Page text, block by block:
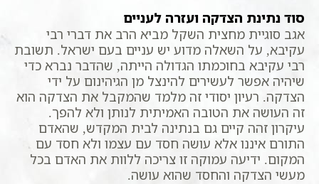
סוד נתינת הצדקה ועזרה לעניים
אגב סוגיית מחצית השקל מביא הרב את דברי רבי
עקיבא, על השאלה מדוע יש עניים בעם ישראל. תשובת
רבי עקיבא בחוכמתו הגדולה הייתה, שהדבר נברא כדי
שיהיה אפשר לעשירים להינצל מן הגיהינום על ידי
הצדקה. רעיון יסודי זה מלמד שהמקבל את הצדקה הוא
זה העושה את הטובה האמיתית לנותן ולא להפך.
עיקרון זהה קיים גם בנתינה לבית המקדש, שהאדם
התורם איננו אלא עושה חסד עם עצמו ולא חסד עם
המקום. ידיעה עמוקה זו צריכה ללוות את האדם בכל
מעשי הצדקה והחסד שהוא עושה.